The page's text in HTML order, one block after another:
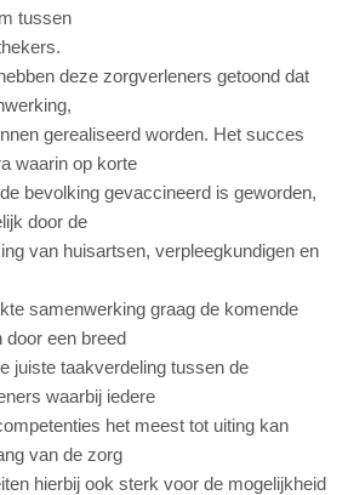
tussen
deze zorgverleners getoond dat
gerealiseerd worden. Het succes
waarin op korte
bevolking gevaccineerd is geworden,
door de
van huisartsen, verpleegkundigen en
samenwerking graag de komende
door een breed
juiste taakverdeling tussen de
waarbij iedere
het meest tot uiting kan
van de zorg
hierbij ook sterk voor de mogelijkheid